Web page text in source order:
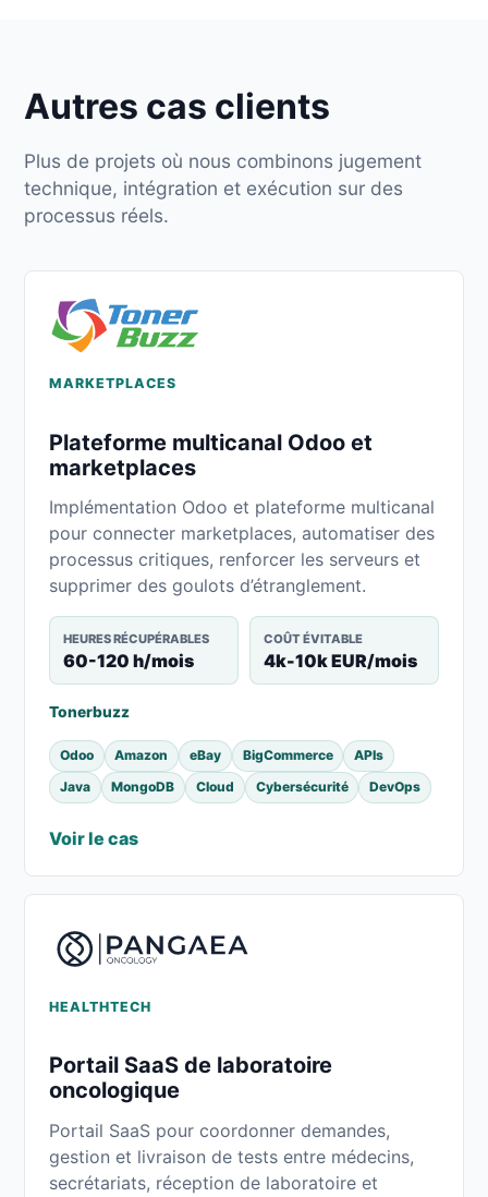
Autres cas clients
Plus de projets où nous combinons jugement
technique, intégration et exécution sur des
processus réels.
MARKETPLACES
Plateforme multicanal Odoo et
marketplaces
Implémentation Odoo et plateforme multicanal
pour connecter marketplaces, automatiser des
processus critiques, renforcer les serveurs et
supprimer des goulots d’étranglement.
HEURES RÉCUPÉRABLES
60-120 h/mois
COÛT ÉVITABLE
4k-10k EUR/mois
Tonerbuzz
Odoo Amazon eBay BigCommerce
APIs
Java
MongoDB Cloud Cybersécurité DevOps
Voir le cas
HEALTHTECH
Portail SaaS de laboratoire
oncologique
Portail SaaS pour coordonner demandes,
gestion et livraison de tests entre médecins,
secrétariats, réception de laboratoire et